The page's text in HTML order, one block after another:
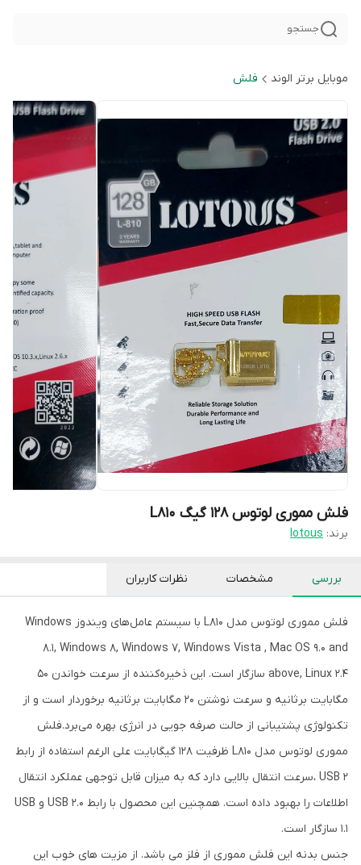
جستجو
موبایل برتر الوند فلش
فلش مموری لوتوس 128 گیگ L810
برند: lotous
بررسی مشخصات نظرات کاربران
فلش مموری لوتوس مدل L810 با سیستم عامل‌‌های ویندوز Windows
8.1, Windows 8, Windows 7, Windows Vista , Mac OS 9.0 and
above, Linux 2.4 سازگار است. این ذخیره‌کننده از سرعت خواندن 50
مگابایت برثانیه و سرعت نوشتن 20 مگابایت برثانیه برخوردار است و از
تکنولوژی پشتیبانی از حالت صرفه جویی در انرژی بهره می‌برد.فلش
مموری لوتوس مدل L810 ظرفیت 128 گیگابایت علی الرغم استفاده از رابط
USB 2 ،سرعت انتقال بالایی دارد که به میزان قابل توجهی عملکرد انتقال
اطلاعات را بهبود داده است. همچنین این محصول با رابط USB 2.0 و USB
1.1 سازگار است.
جنس بدنه این فلش مموری از فلز می باشد. از مزیت های خوب این